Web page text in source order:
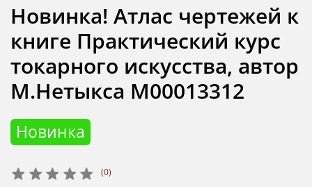
(0)
Новинка
Новинка! Атлас чертежей к
книге Практический курс
токарного искусства, автор
М.Нетыкса М00013312